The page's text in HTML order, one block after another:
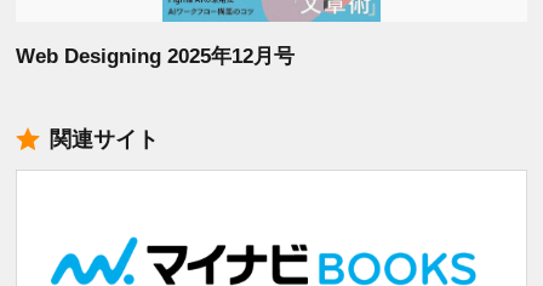
Web Designing 2025年12月号
関連サイト